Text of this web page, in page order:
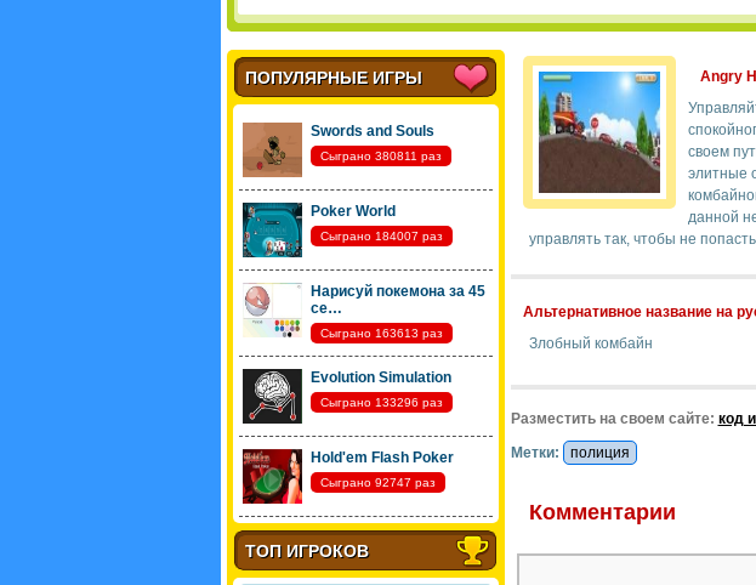
ПОПУЛЯРНЫЕ ИГРЫ
Swords and Souls
Сыграно 380811 раз
Poker World
Сыграно 184007 раз
Нарисуй покемона за 45
се…
Сыграно 163613 раз
Evolution Simulation
Сыграно 133296 раз
Hold'em Flash Poker
Сыграно 92747 раз
ТОП ИГРОКОВ
Angry
своем
элитные
данной
управлять так, чтобы не
Альтернативное название на
Злобный комбайн
Разместить на своем сайте: код
Метки:
полиция
Комментарии